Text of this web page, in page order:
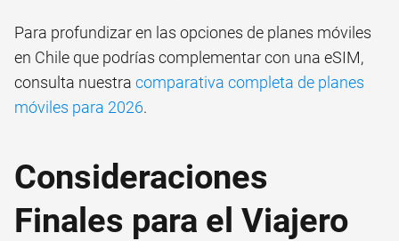
Para profundizar en las opciones de planes móviles
en Chile que podrías complementar con una eSIM,
consulta nuestra comparativa completa de planes
móviles para 2026.
Consideraciones
Finales para el Viajero